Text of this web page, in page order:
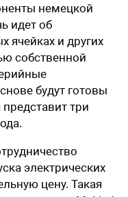
немецкой
идет об
ячейках и других
собственной
будут готовы
три
электрических
цену. Такая